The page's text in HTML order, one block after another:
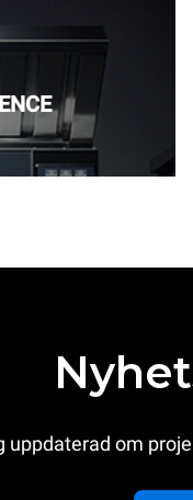
uppdaterad om